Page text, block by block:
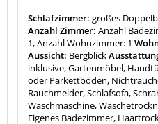
Schlafzimmer: großes
Anzahl Zimmer: Anzahl
1, Anzahl Wohnzimmer: 1
Aussicht: Bergblick
inklusive, Gartenmöbel,
oder Parkettböden,
Rauchmelder, Schlafsofa,
Waschmaschine,
Eigenes Badezimmer,